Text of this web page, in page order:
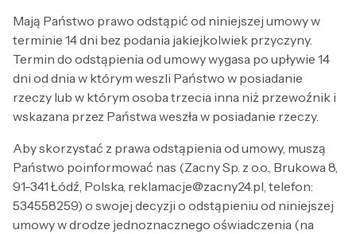
Mają Państwo prawo odstąpić od niniejszej umowy w
terminie 14 dni bez podania jakiejkolwiek przyczyny.
Termin do odstąpienia od umowy wygasa po upływie 14
dni od dnia w którym weszli Państwo w posiadanie
rzeczy lub w którym osoba trzecia inna niż przewoźnik i
wskazana przez Państwa weszła w posiadanie rzeczy.
Aby skorzystać z prawa odstąpienia od umowy, muszą
Państwo poinformować nas (Zacny Sp. z o.o., Brukowa 8,
91-341 Łódź, Polska, reklamacje@zacny24.pl, telefon:
534558259) o swojej decyzji o odstąpieniu od niniejszej
umowy w drodze jednoznacznego oświadczenia (na